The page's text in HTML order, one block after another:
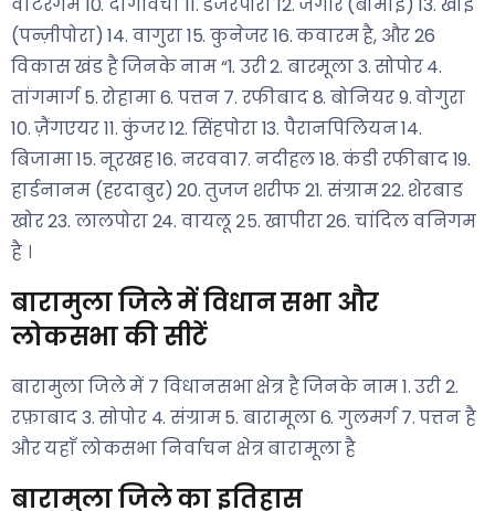
(पन्ज़ीपोरा) 14. वागुरा 15. कुनेजर 16. कवारम है, और 26
विकास खंड है जिनके नाम “1. उरी 2. बारमूला 3. सोपोर 4.
तांगमार्ग 5. रोहामा 6. पत्तन 7. रफीबाद 8. बोनियर 9. वोगुरा
10. ज़ैंगएयर 11. कुंजर 12. सिंहपोरा 13. पैरानपिलियन 14.
बिजामा 15. नूरखह 16. नरवव17. नदीहल 18. कंडी रफीबाद 19.
हार्डनानम (हरदाबुर) 20. तुजज शरीफ 21. संग्राम 22. शेरबाड
खोर 23. लालपोरा 24. वायलू २५. खापीरा 26. चांदिल वनिगम
है ।
बारामुला जिले में विधान सभा और
लोकसभा की सीटें
बारामुला जिले में 7 विधानसभा क्षेत्र है जिनके नाम 1. उरी 2.
रफ़ाबाद 3. सोपोर 4. संग्राम 5. बारामूला 6. गुलमर्ग 7. पत्तन है
और यहाँ लोकसभा निर्वाचन क्षेत्र बारामूला है
बारामुला जिले का इतिहास